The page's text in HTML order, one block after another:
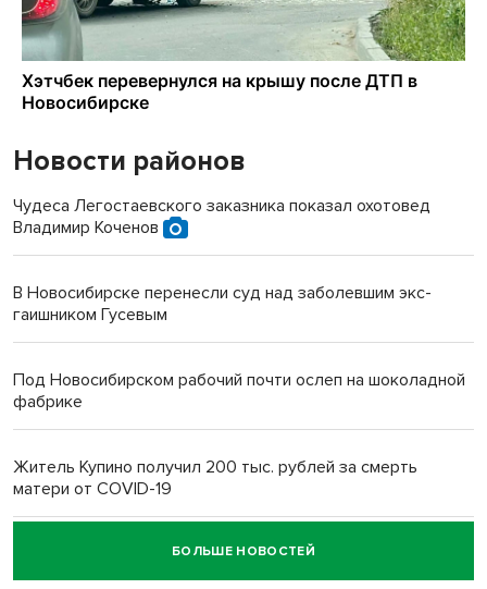
Новости районов
Чудеса Легостаевского заказника показал охотовед
Владимир Коченов
В Новосибирске перенесли суд над заболевшим экс-
гаишником Гусевым
Под Новосибирском рабочий почти ослеп на шоколадной
фабрике
Житель Купино получил 200 тыс. рублей за смерть
матери от COVID-19
Новосибирский суд наказал водителя за смерть
пенсионерки на вокзале
БОЛЬШЕ НОВОСТЕЙ